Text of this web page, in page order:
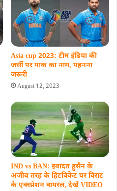
Asia cup 2023: टीम इंडिया की
जर्सी पर पाक का नाम, पहनना
जरूरी
August 12, 2023
IND vs BAN: इबादत हुसैन के
अजीब तरह के हिटविकेट पर विराट
के एक्स्प्रेशन वायरल, देखें VIDEO